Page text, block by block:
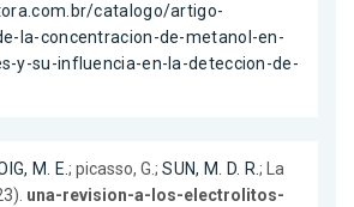
catalogo/artigo-
la-concentracion-de-metanol-en-
y-su-influencia-en-la-deteccion-de-
M. E.; picasso, G.;SUN, M. D. R.; La
una-revision-a-los-electrolitos-